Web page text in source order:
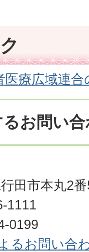
医療広域連
お問い
田市本丸2
1111
0199
るお問い合